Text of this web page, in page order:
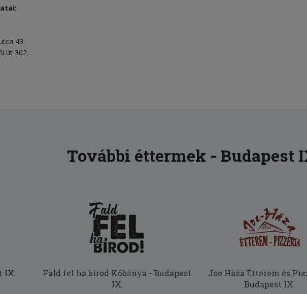
43.
út 302.
További éttermek - Budapest
IX.
Fald fel ha bírod Kőbánya - Budapest
IX.
Joe Háza Étterem és
Budapest IX.